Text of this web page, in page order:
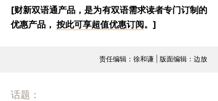
[财新双语通产品，是为有双语需求读者专门订制的
优惠产品，按此可享超值优惠订阅 。]
责任编辑：徐和谦 | 版面编辑：边放
话题：